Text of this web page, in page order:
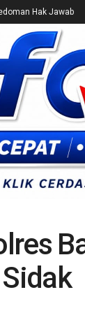
Hak Jawab
FAKTA